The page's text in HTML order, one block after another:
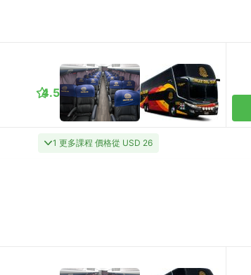
4.5
1 更多課程 價格從 USD 26